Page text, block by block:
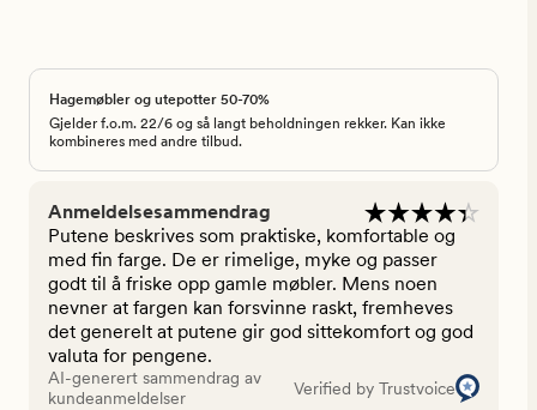
Hagemøbler og utepotter 50-70%
Gjelder f.o.m. 22/6 og så langt beholdningen rekker. Kan ikke
kombineres med andre tilbud.
Anmeldelsesammendrag
Putene beskrives som praktiske, komfortable og
med fin farge. De er rimelige, myke og passer
godt til å friske opp gamle møbler. Mens noen
nevner at fargen kan forsvinne raskt, fremheves
det generelt at putene gir god sittekomfort og god
valuta for pengene.
AI-generert sammendrag av
kundeanmeldelser
Verified by Trustvoice